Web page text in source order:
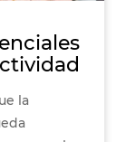
la